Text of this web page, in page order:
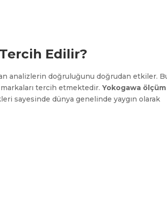
Edilir?
analizlerin doğruluğunu doğrudan etkiler.
tercih etmektedir. Yokogawa ölçüm
sayesinde dünya genelinde yaygın olarak